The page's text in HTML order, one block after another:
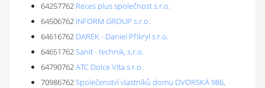
64257762 Reces plus společnost s.r.o.
64506762 INFORM GROUP s.r.o.
64616762 DAREK - Daniel Přikryl s.r.o.
64651762Sanit - technik, s.r.o.
64790762ATC Dolce Vita s.r.o.
70986762Společenství vlastníků domu DVORSKÁ 986,